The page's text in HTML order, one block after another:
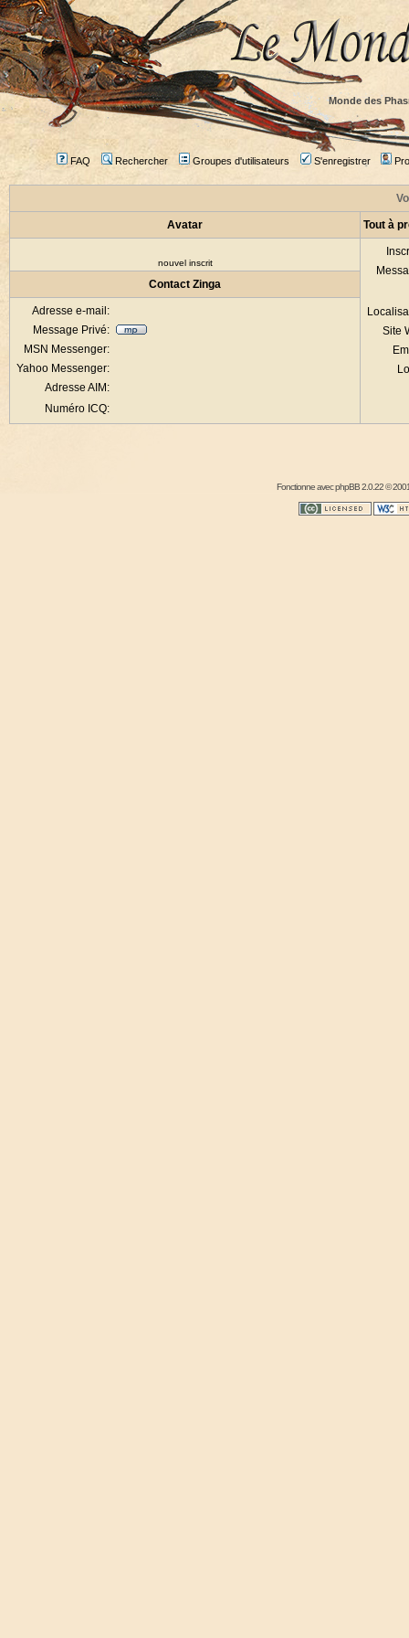
Monde des
FAQ Rechercher Groupes d'utilisateurs S'enregistrer
Avatar Tout à
nouvel inscrit
Site
Contact Zinga
Adresse e-mail:
Message Privé:
MSN Messenger:
Yahoo Messenger:
Adresse AIM:
Numéro ICQ:
Fonctionne avecphpBB2.0.22 ©